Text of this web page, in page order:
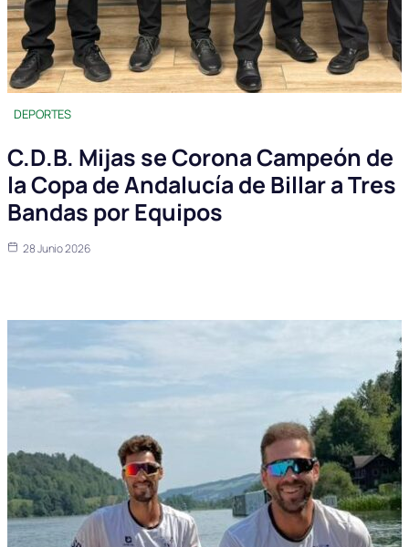
DEPORTES
C.D.B. Mijas se Corona Campeón de
la Copa de Andalucía de Billar a Tres
Bandas por Equipos
28 Junio 2026